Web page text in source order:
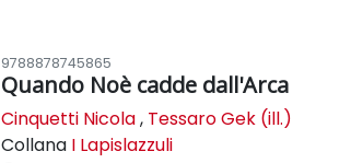
9788878745865
Quando Noè cadde dall'Arca
Cinquetti Nicola, Tessaro Gek (ill.)
Collana I Lapislazzuli